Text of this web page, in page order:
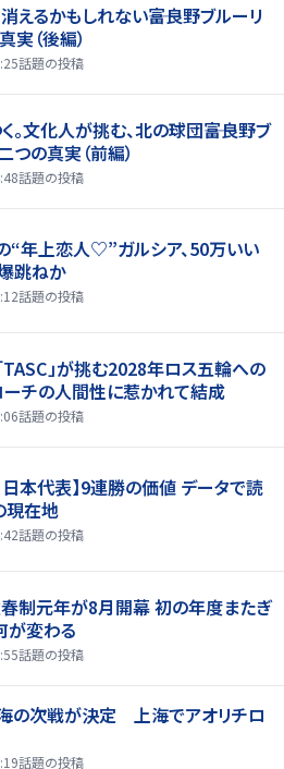
えるかもしれない――富良野ブルーリ
実（後編）
話題の投稿
。文化人が挑む、北の球団――富良野ブ
つの真実（前編）
話題の投稿
“年上恋人♡”ガルシア、50万いい
跳ねか
話題の投稿
TASC」が挑む2028年ロス五輪への
ーチの人間性に惹かれて結成
話題の投稿
日本代表】9連勝の価値 データで読
現在地
話題の投稿
春制元年が8月開幕 初の年度またぎ
が変わる
話題の投稿
海の次戦が決定 上海でアオリチロ
話題の投稿